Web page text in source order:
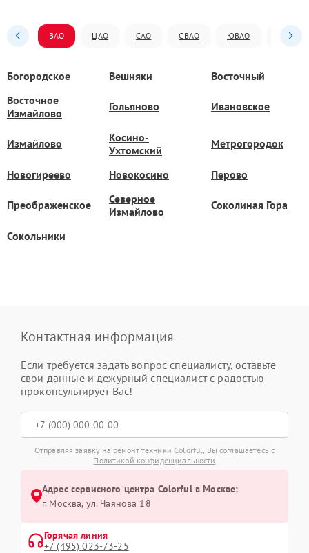
ВАО ЦАО САО СВАО ЮВАО ЮАО
Богородское Вешняки
Восточный
Восточное
Измайлово
Гольяново Ивановское
Измайлово
Косино-
Ухтомский
Метрогородок
Новогиреево Новокосино Перово
Преображенское
Северное
Измайлово
Соколиная Гора
Сокольники
Контактная информация
Если требуется задать вопрос специалисту, оставьте
свои данные и дежурный специалист с радостью
проконсультирует Вас!
Отправляя заявку на ремонт техники Colorful, Вы соглашаетесь с
Политикой конфиденциальности
Адрес сервисного центра Colorful в Москве:
г. Москва, ул. Чаянова 18
Горячая линия
+7 (495) 023-73-25